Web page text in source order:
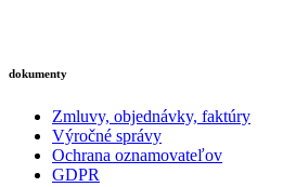
dokumenty
Zmluvy, objednávky, faktúry
Výročné správy
Ochrana oznamovateľov
GDPR